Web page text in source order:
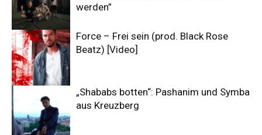
werden”
Force – Frei sein (prod. Black Rose
Beatz) [Video]
„Shababs botten“: Pashanim und Symba
aus Kreuzberg